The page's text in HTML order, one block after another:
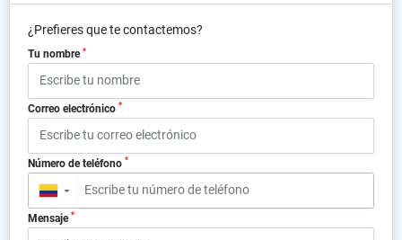
¿Prefieres que te contactemos?
Tu nombre *
Correo electrónico *
Número de teléfono *
▼
Mensaje *